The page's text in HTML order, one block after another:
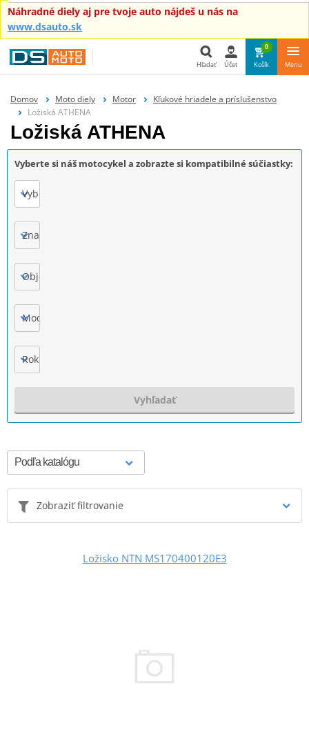
Náhradné diely aj pre tvoje auto nájdeš u nás na
www.dsauto.sk
Hľadať
Hľadať Účet
0
Košík Menu
Domov Moto diely Motor
Kľukové hriadele a príslušenstvo
Ložiská ATHENA
Ložiská ATHENA
Vyberte si náš motocykel a zobrazte si kompatibilné súčiastky:
Vyberte
Značka
Objem motora
Model
Rok výroby
Vyhľadať
Zobraziť filtrovanie
Ložisko NTN MS170400120E3